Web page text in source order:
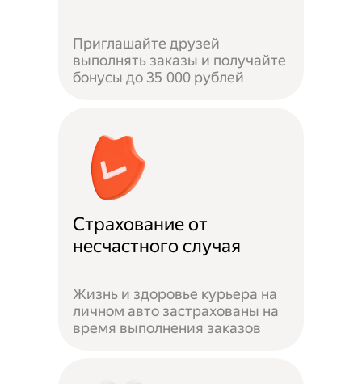
Приглашайте друзей
выполнять заказы и получайте
бонусы до 35 000 рублей
Страхование от
несчастного случая
Жизнь и здоровье курьера на
личном авто застрахованы на
время выполнения заказов